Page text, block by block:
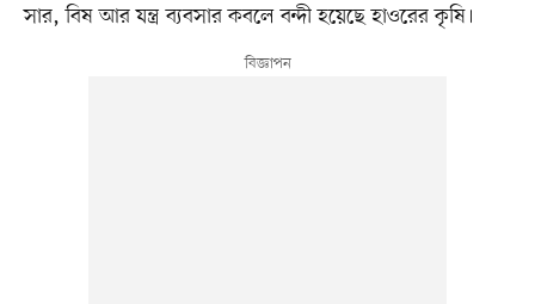
সার, বিষ আর যন্ত্র ব্যবসার কবলে বন্দী হয়েছে হাওরের কৃষি।